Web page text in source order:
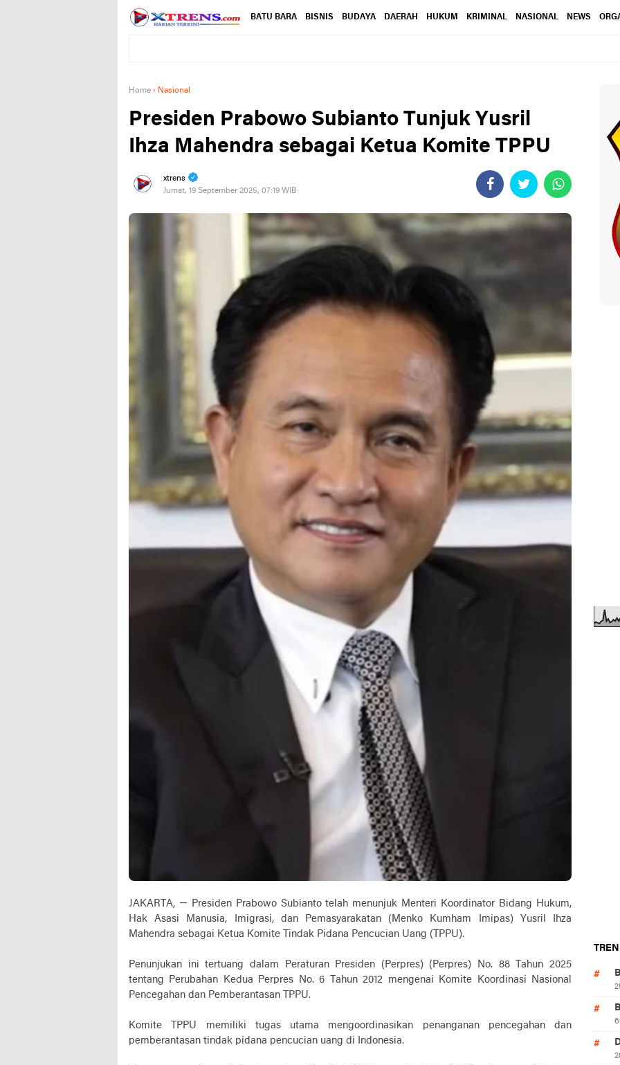
BATU BARA BISNIS BUDAYA DAERAH HUKUM KRIMINAL NASIONAL NEWS
Home › Nasional
Presiden Prabowo Subianto Tunjuk Yusril
Ihza Mahendra sebagai Ketua Komite TPPU
xtrens
Jumat, 19 September 2025, 07:19 WIB
JAKARTA, — Presiden Prabowo Subianto telah menunjuk Menteri Koordinator Bidang Hukum,
Hak Asasi Manusia, Imigrasi, dan Pemasyarakatan (Menko Kumham Imipas) Yusril Ihza
Mahendra sebagai Ketua Komite Tindak Pidana Pencucian Uang (TPPU).
Penunjukan ini tertuang dalam Peraturan Presiden (Perpres) (Perpres) No. 88 Tahun 2025
tentang Perubahan Kedua Perpres No. 6 Tahun 2012 mengenai Komite Koordinasi Nasional
Pencegahan dan Pemberantasan TPPU.
Komite TPPU memiliki tugas utama mengoordinasikan penanganan pencegahan dan
pemberantasan tindak pidana pencucian uang di Indonesia.